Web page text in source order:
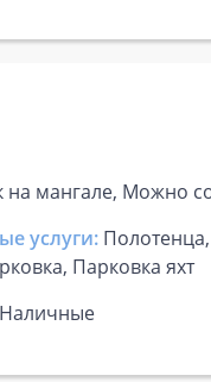
мангале, Можно
услуги:
Парковка яхт
Наличные